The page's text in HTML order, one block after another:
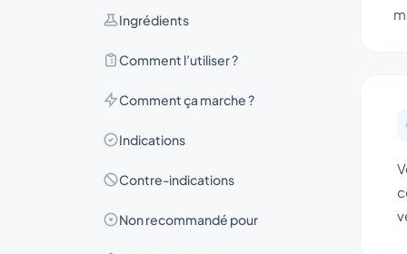
Ingrédients
Comment l’utiliser ?
Comment ça marche ?
Indications
Contre-indications
Non recommandé pour